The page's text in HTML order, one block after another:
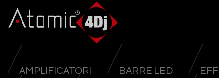
AMPLIFICATORI BARRE LED